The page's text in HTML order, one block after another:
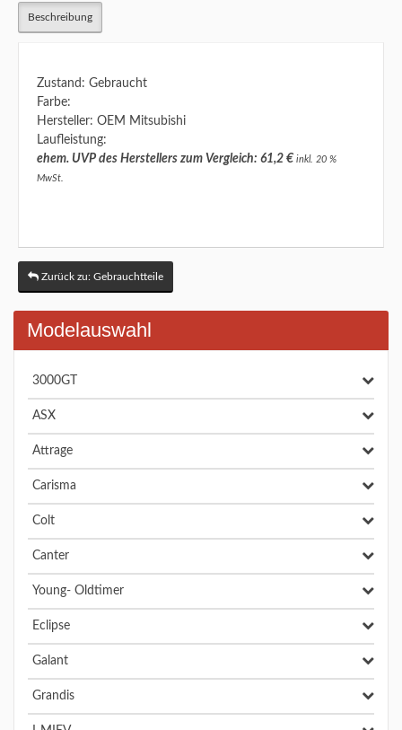
Beschreibung
Zustand: Gebraucht
Farbe:
Hersteller: OEM Mitsubishi
Laufleistung:
ehem. UVP des Herstellers zum Vergleich: 61,2 € inkl. 20 %
MwSt.
Zurück zu: Gebrauchtteile
Modelauswahl
3000GT
ASX
Attrage
Carisma
Colt
Canter
Young- Oldtimer
Eclipse
Galant
Grandis